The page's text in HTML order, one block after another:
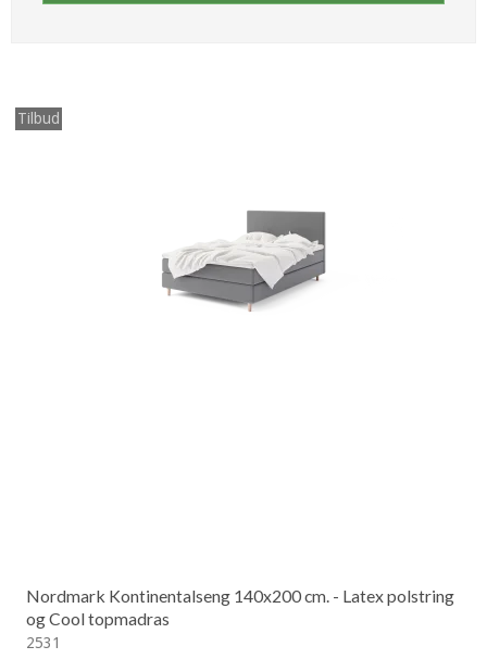
Tilbud
Nordmark Kontinentalseng 140x200 cm. - Latex polstring
og Cool topmadras
2531